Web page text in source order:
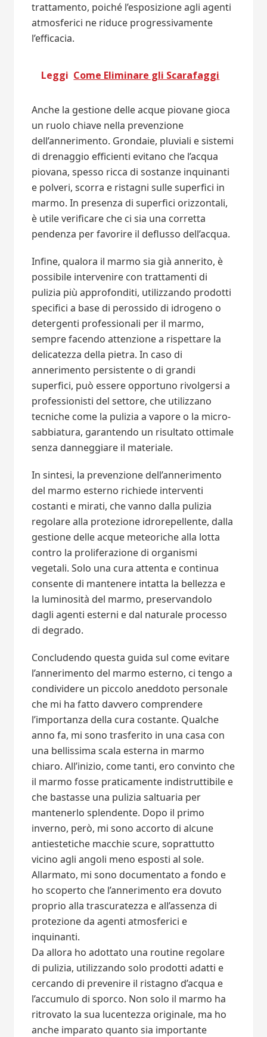
trattamento, poiché l’esposizione agli agenti
atmosferici ne riduce progressivamente
l’efficacia.
Leggi Come Eliminare gli Scarafaggi
Anche la gestione delle acque piovane gioca
un ruolo chiave nella prevenzione
dell’annerimento. Grondaie, pluviali e sistemi
di drenaggio efficienti evitano che l’acqua
piovana, spesso ricca di sostanze inquinanti
e polveri, scorra e ristagni sulle superfici in
marmo. In presenza di superfici orizzontali,
è utile verificare che ci sia una corretta
pendenza per favorire il deflusso dell’acqua.
Infine, qualora il marmo sia già annerito, è
possibile intervenire con trattamenti di
pulizia più approfonditi, utilizzando prodotti
specifici a base di perossido di idrogeno o
detergenti professionali per il marmo,
sempre facendo attenzione a rispettare la
delicatezza della pietra. In caso di
annerimento persistente o di grandi
superfici, può essere opportuno rivolgersi a
professionisti del settore, che utilizzano
tecniche come la pulizia a vapore o la micro-
sabbiatura, garantendo un risultato ottimale
senza danneggiare il materiale.
In sintesi, la prevenzione dell’annerimento
del marmo esterno richiede interventi
costanti e mirati, che vanno dalla pulizia
regolare alla protezione idrorepellente, dalla
gestione delle acque meteoriche alla lotta
contro la proliferazione di organismi
vegetali. Solo una cura attenta e continua
consente di mantenere intatta la bellezza e
la luminosità del marmo, preservandolo
dagli agenti esterni e dal naturale processo
di degrado.
Concludendo questa guida sul come evitare
l’annerimento del marmo esterno, ci tengo a
condividere un piccolo aneddoto personale
che mi ha fatto davvero comprendere
l’importanza della cura costante. Qualche
anno fa, mi sono trasferito in una casa con
una bellissima scala esterna in marmo
chiaro. All’inizio, come tanti, ero convinto che
il marmo fosse praticamente indistruttibile e
che bastasse una pulizia saltuaria per
mantenerlo splendente. Dopo il primo
inverno, però, mi sono accorto di alcune
antiestetiche macchie scure, soprattutto
vicino agli angoli meno esposti al sole.
Allarmato, mi sono documentato a fondo e
ho scoperto che l’annerimento era dovuto
proprio alla trascuratezza e all’assenza di
protezione da agenti atmosferici e
inquinanti.
Da allora ho adottato una routine regolare
di pulizia, utilizzando solo prodotti adatti e
cercando di prevenire il ristagno d’acqua e
l’accumulo di sporco. Non solo il marmo ha
ritrovato la sua lucentezza originale, ma ho
anche imparato quanto sia importante